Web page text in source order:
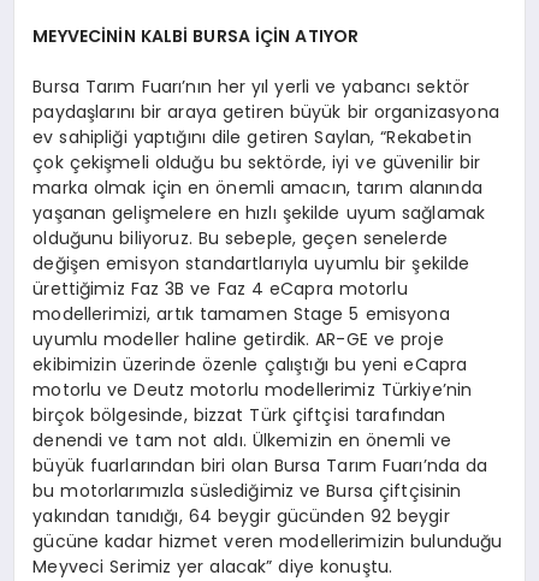
MEYVECİNİN KALBİ BURSA İÇİN ATIYOR
Bursa Tarım Fuarı’nın her yıl yerli ve yabancı sektör
paydaşlarını bir araya getiren büyük bir organizasyona
ev sahipliği yaptığını dile getiren Saylan, “Rekabetin
çok çekişmeli olduğu bu sektörde, iyi ve güvenilir bir
marka olmak için en önemli amacın, tarım alanında
yaşanan gelişmelere en hızlı şekilde uyum sağlamak
olduğunu biliyoruz. Bu sebeple, geçen senelerde
değişen emisyon standartlarıyla uyumlu bir şekilde
ürettiğimiz Faz 3B ve Faz 4 eCapra motorlu
modellerimizi, artık tamamen Stage 5 emisyona
uyumlu modeller haline getirdik. AR-GE ve proje
ekibimizin üzerinde özenle çalıştığı bu yeni eCapra
motorlu ve Deutz motorlu modellerimiz Türkiye’nin
birçok bölgesinde, bizzat Türk çiftçisi tarafından
denendi ve tam not aldı. Ülkemizin en önemli ve
büyük fuarlarından biri olan Bursa Tarım Fuarı’nda da
bu motorlarımızla süslediğimiz ve Bursa çiftçisinin
yakından tanıdığı, 64 beygir gücünden 92 beygir
gücüne kadar hizmet veren modellerimizin bulunduğu
Meyveci Serimiz yer alacak” diye konuştu.